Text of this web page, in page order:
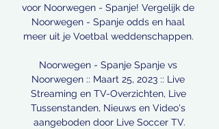
voor Noorwegen - Spanje! Vergelijk de
Noorwegen - Spanje odds en haal
meer uit je Voetbal weddenschappen.
Noorwegen - Spanje Spanje vs
Noorwegen :: Maart 25, 2023 :: Live
Streaming en TV-Overzichten, Live
Tussenstanden, Nieuws en Video's
aangeboden door Live Soccer TV.